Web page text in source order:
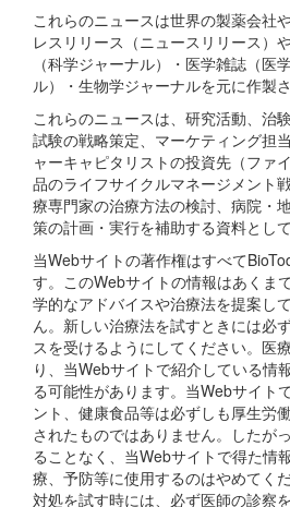
これらのニュースは世界の製薬会社
レスリリース（ニュースリリース）
（科学ジャーナル）・医学雑誌（医
ル）・生物学ジャーナルを元に作製
これらのニュースは、研究活動、治
試験の戦略策定、マーケティング担
ャーキャピタリストの投資先（ファ
品のライフサイクルマネージメント
療専門家の治療方法の検討、病院・
策の計画・実行を補助する資料とし
当Webサイトの著作権はすべて
す。このWebサイトの情報はあくま
学的なアドバイスや治療法を提案し
ん。新しい治療法を試すときには必
スを受けるようにしてください。医
り、当Webサイトで紹介している情
る可能性があります。当Webサイト
ント、健康食品等は必ずしも厚生労
されたものではありません。したが
ることなく、当Webサイトで得た情
療、予防等に使用するのはやめてく
対処を試す時には、必ず医師の診察